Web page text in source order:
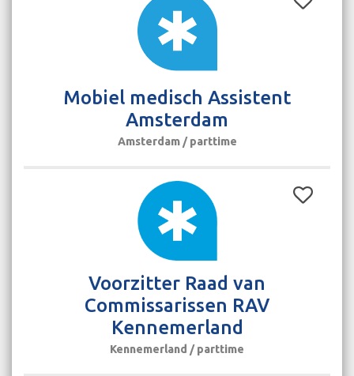
Mobiel medisch Assistent
Amsterdam
Amsterdam / parttime
Voorzitter Raad van
Commissarissen RAV
Kennemerland
Kennemerland / parttime